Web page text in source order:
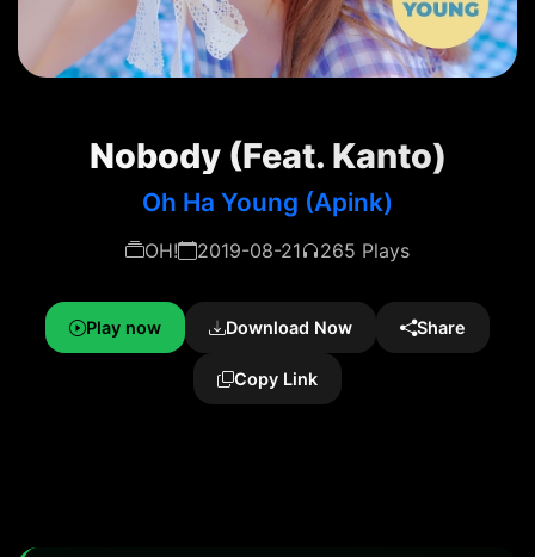
Nobody (Feat. Kanto)
Oh Ha Young (Apink)
OH! 2019-08-21 265 Plays
Play now Download Now Share
Copy Link